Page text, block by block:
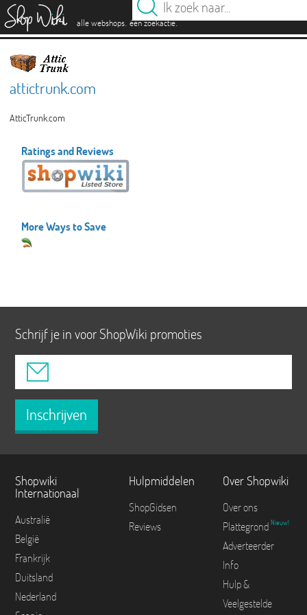
alle webshops. één zoekactie.
attictrunk.com
AtticTrunk.com
Ratings and Reviews
More Ways to Save
Schrijf je in voor ShopWiki promoties
Inschrijven
Shopwiki
Internationaal
Australië
België
Frankrijk
Duitsland
Nederland
Hulpmiddelen
ShopGidsen
Reviews
Over Shopwiki
Over ons
Plattegrond Nieuw!
Adverteerder
Info
Hulp &
Veelgestelde